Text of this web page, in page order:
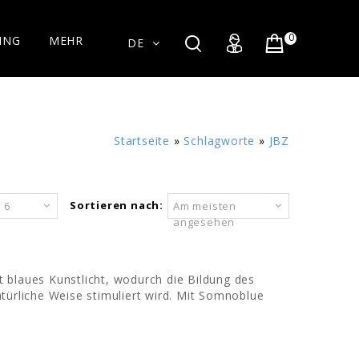
MEHR 0
DE
Startseite » Schlagworte » JBZ
Sortieren nach:
Am meisten
angesehen
6
Kunstlicht, wodurch die Bildung des
Weise stimuliert wird. Mit Somnoblue